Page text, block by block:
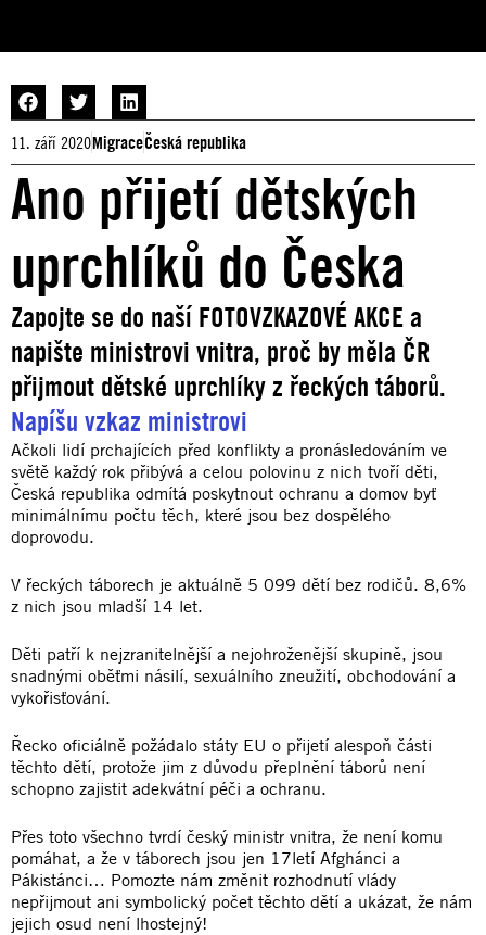
11. září 2020MigraceČeská republika
Ano přijetí dětských
uprchlíků do Česka
Zapojte se do naší FOTOVZKAZOVÉ AKCE a
napište ministrovi vnitra, proč by měla ČR
přijmout dětské uprchlíky z řeckých táborů.
Napíšu vzkaz ministrovi
Ačkoli lidí prchajících před konflikty a pronásledováním ve
světě každý rok přibývá a celou polovinu z nich tvoří děti,
Česká republika odmítá poskytnout ochranu a domov byť
minimálnímu počtu těch, které jsou bez dospělého
doprovodu.
V řeckých táborech je aktuálně 5 099 dětí bez rodičů. 8,6%
z nich jsou mladší 14 let.
Děti patří k nejzranitelnější a nejohroženější skupině, jsou
snadnými oběťmi násilí, sexuálního zneužití, obchodování a
vykořisťování.
Řecko oficiálně požádalo státy EU o přijetí alespoň části
těchto dětí, protože jim z důvodu přeplnění táborů není
schopno zajistit adekvátní péči a ochranu.
Přes toto všechno tvrdí český ministr vnitra, že není komu
pomáhat, a že v táborech jsou jen 17letí Afghánci a
Pákistánci… Pomozte nám změnit rozhodnutí vlády
nepřijmout ani symbolický počet těchto dětí a ukázat, že nám
jejich osud není lhostejný!